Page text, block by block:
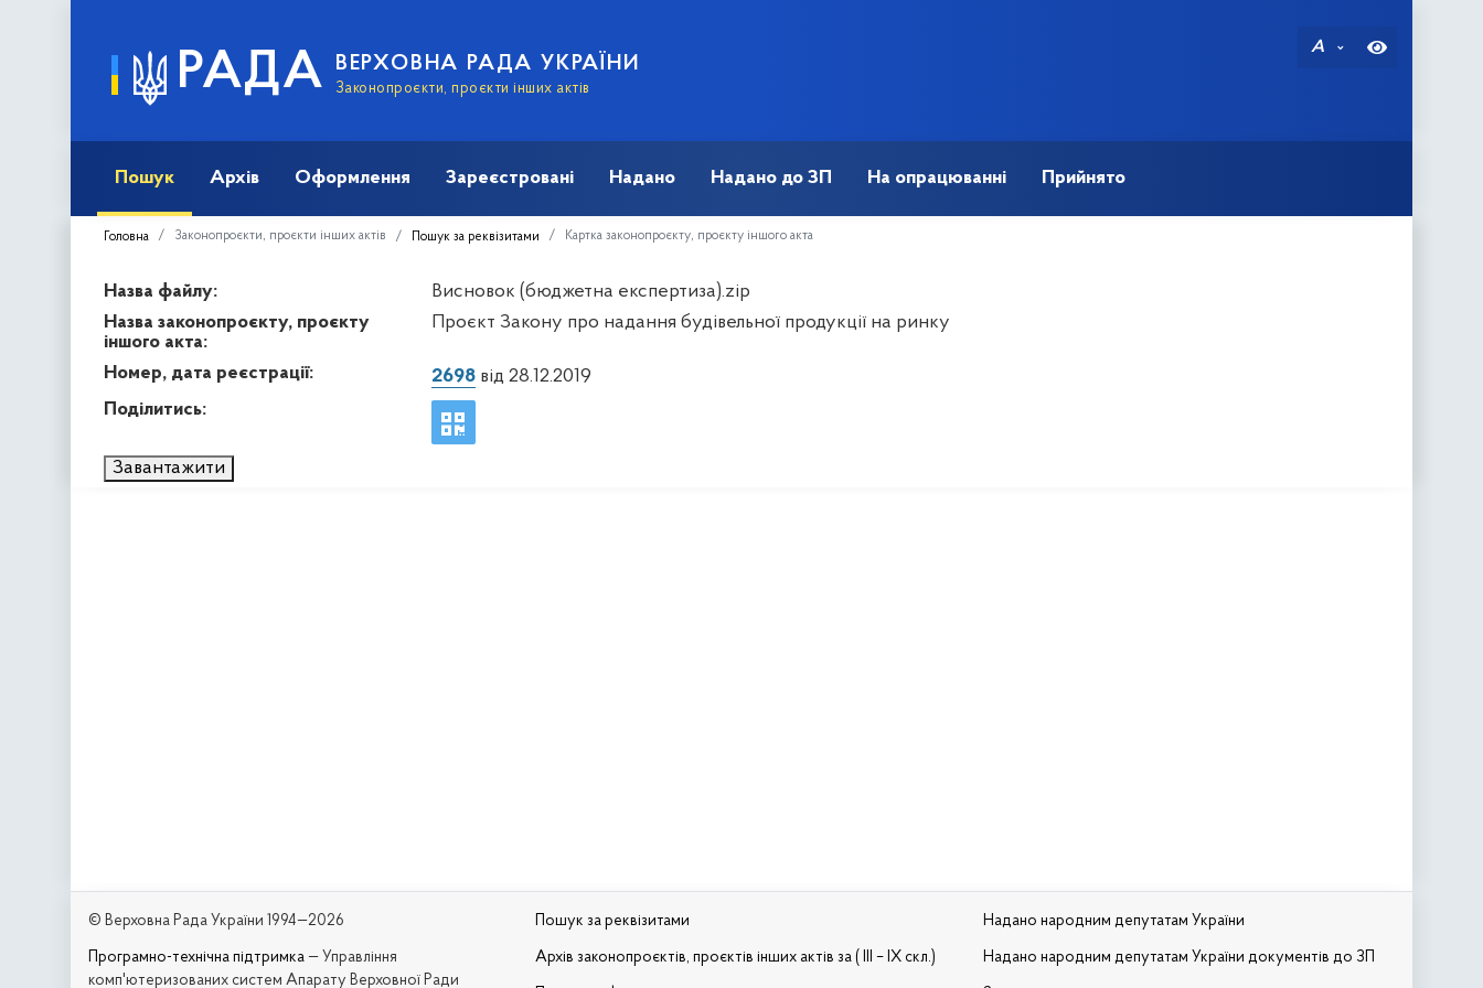
РАДА ВЕРХОВНА РАДА УКРАЇНИ
Законопроєкти, проєкти інших актів
A
Пошук Архів Оформлення Зареєстровані Надано Надано до ЗП На опрацюванні Прийнято
Головна Законопроєкти, проєкти інших актів Пошук за реквізитами Картка законопроєкту, проєкту іншого акта
Назва файлу:
Висновок (бюджетна експертиза).zip
Назва законопроєкту, проєкту
іншого акта:
Проєкт Закону про надання будівельної продукції на ринку
Номер, дата реєстрації: 2698від 28.12.2019
Поділитись:
Завантажити
© Верховна Рада України 1994—2026
Програмно-технічна підтримка — Управління
комп'ютеризованих систем Апарату Верховної Ради
Пошук за реквізитами
Архів законопроєктів, проєктів інших актів за ( III – IX скл.)
Надано народним депутатам України
Надано народним депутатам України документів до ЗП